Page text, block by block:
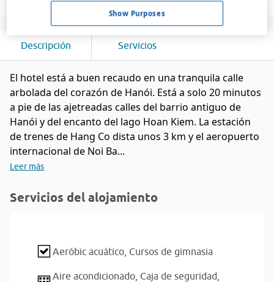
Descripción Servicios
El hotel está a buen recaudo en una tranquila calle
arbolada del corazón de Hanói. Está a solo 20 minutos
a pie de las ajetreadas calles del barrio antiguo de
Hanói y del encanto del lago Hoan Kiem. La estación
de trenes de Hang Co dista unos 3 km y el aeropuerto
internacional de Noi Ba...
Leer más
Servicios del alojamiento
Aeróbic acuático, Cursos de gimnasia
Aire acondicionado, Caja de seguridad,
Show Purposes